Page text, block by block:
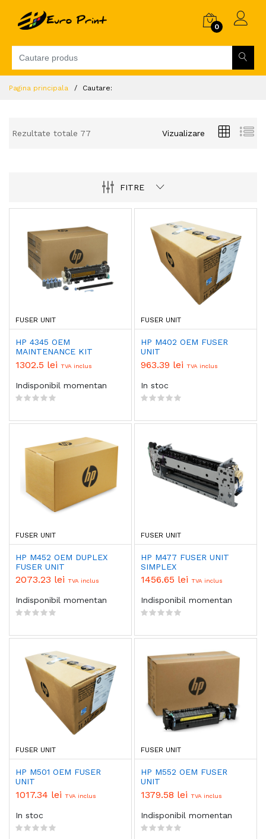
0
Pagina principala Cautare:
Rezultate totale 77 Vizualizare
FITRE
FUSER UNIT
HP 4345 OEM
MAINTENANCE KIT
1302.5 lei TVA inclus
Indisponibil momentan
FUSER UNIT
HP M402 OEM FUSER
UNIT
963.39 lei TVA inclus
In stoc
FUSER UNIT
HP M452 OEM DUPLEX
FUSER UNIT
2073.23 lei TVA inclus
Indisponibil momentan
FUSER UNIT
HP M477 FUSER UNIT
SIMPLEX
1456.65 lei TVA inclus
Indisponibil momentan
FUSER UNIT
HP M501 OEM FUSER
UNIT
1017.34 lei TVA inclus
In stoc
FUSER UNIT
HP M552 OEM FUSER
UNIT
1379.58 lei TVA inclus
Indisponibil momentan